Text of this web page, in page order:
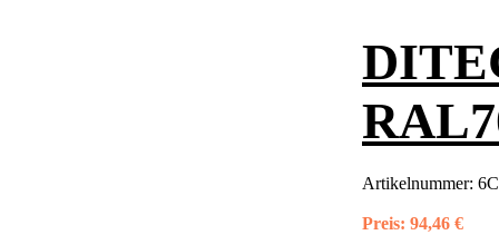
Artikelnummer:
Preis: 94,46 €